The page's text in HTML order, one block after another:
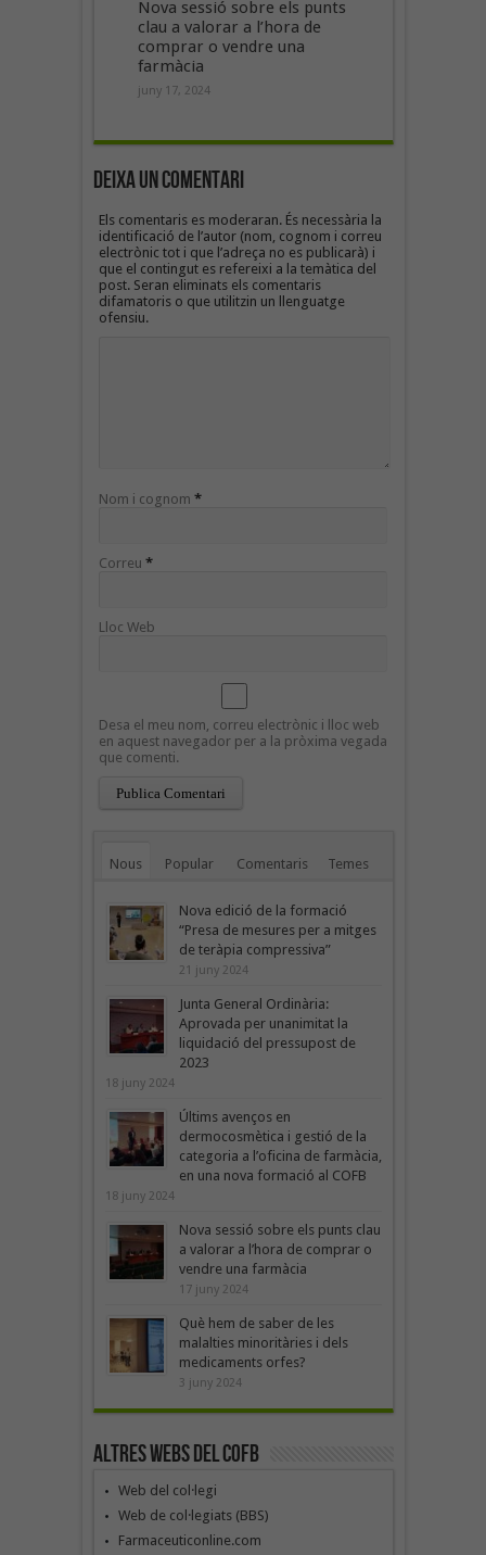
Nova sessió sobre els punts
clau a valorar a l’hora de
comprar o vendre una
farmàcia
juny 17, 2024
Deixa un Comentari
Els comentaris es moderaran. És necessària la
identificació de l’autor (nom, cognom i correu
electrònic tot i que l’adreça no es publicarà) i
que el contingut es refereixi a la temàtica del
post. Seran eliminats els comentaris
difamatoris o que utilitzin un llenguatge
ofensiu.
Nom i cognom *
Correu *
Lloc Web
Desa el meu nom, correu electrònic i lloc web
en aquest navegador per a la pròxima vegada
que comenti.
Nous Popular Comentaris Temes
Nova edició de la formació
“Presa de mesures per a mitges
de teràpia compressiva”
21 juny 2024
Junta General Ordinària:
Aprovada per unanimitat la
liquidació del pressupost de
2023
18 juny 2024
Últims avenços en
dermocosmètica i gestió de la
categoria a l’oficina de farmàcia,
en una nova formació al COFB
18 juny 2024
Nova sessió sobre els punts clau
a valorar a l’hora de comprar o
vendre una farmàcia
17 juny 2024
Què hem de saber de les
malalties minoritàries i dels
medicaments orfes?
3 juny 2024
Altres webs del COFB
Web del col·legi
Web de col·legiats (BBS)
Farmaceuticonline.com